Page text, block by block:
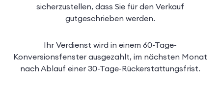
sicherzustellen, dass Sie für den Verkauf
gutgeschrieben werden.
Ihr Verdienst wird in einem 60-Tage-
Konversionsfenster ausgezahlt, im nächsten Monat
nach Ablauf einer 30-Tage-Rückerstattungsfrist.